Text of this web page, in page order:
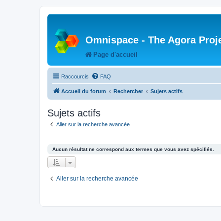
Omnispace - The Agora
Page d'accueil
Raccourcis FAQ
Accueil du forum Rechercher Sujets actifs
Sujets actifs
Aller sur la recherche avancée
Aucun résultat ne correspond aux termes que vous avez spécifiés.
Aller sur la recherche avancée